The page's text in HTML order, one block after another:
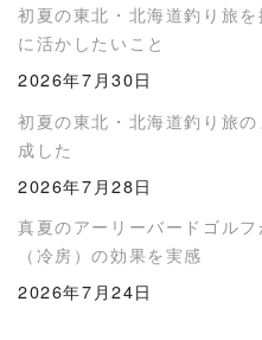
初夏の東北・北海道釣り旅
に活かしたいこと
2026年7月30日
初夏の東北・北海道釣り旅
成した
2026年7月28日
真夏のアーリーバードゴル
（冷房）の効果を実感
2026年7月24日